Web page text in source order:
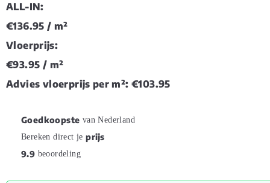
ALL-IN:
€136.95 / m²
Vloerprijs:
€93.95 / m²
Advies vloerprijs per m²: €103.95
Goedkoopste van Nederland
Bereken direct jeprijs
9.9 beoordeling